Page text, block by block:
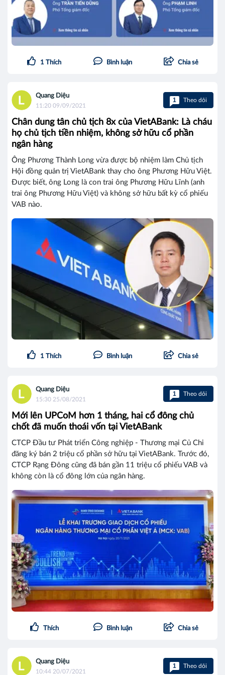
1 Thích Bình luận Chia sẻ
Quang Diệu
11:20 09/09/2021
1 Theo dõi
Chân dung tân chủ tịch 8x của VietABank: Là cháu
họ chủ tịch tiền nhiệm, không sở hữu cổ phần
ngân hàng
Ông Phương Thành Long vừa được bộ nhiệm làm Chủ tịch
Hội đồng quản trị VietABank thay cho ông Phương Hữu Việt.
Được biết, ông Long là con trai ông Phương Hữu Lĩnh (anh
trai ông Phương Hữu Việt) và không sở hữu bất kỳ cổ phiếu
VAB nào.
1 Thích Bình luận Chia sẻ
Quang Diệu
15:30 25/08/2021
1 Theo dõi
Mới lên UPCoM hơn 1 tháng, hai cổ đông chủ
chốt đã muốn thoái vốn tại VietABank
CTCP Đầu tư Phát triển Công nghiệp - Thương mại Củ Chi
đăng ký bán 2 triệu cổ phần sở hữu tại VietABank. Trước đó,
CTCP Rạng Đông cũng đã bán gần 11 triệu cổ phiếu VAB và
không còn là cổ đông lớn của ngân hàng.
Thích Bình luận Chia sẻ
Quang Diệu
10:44 20/07/2021
1 Theo dõi